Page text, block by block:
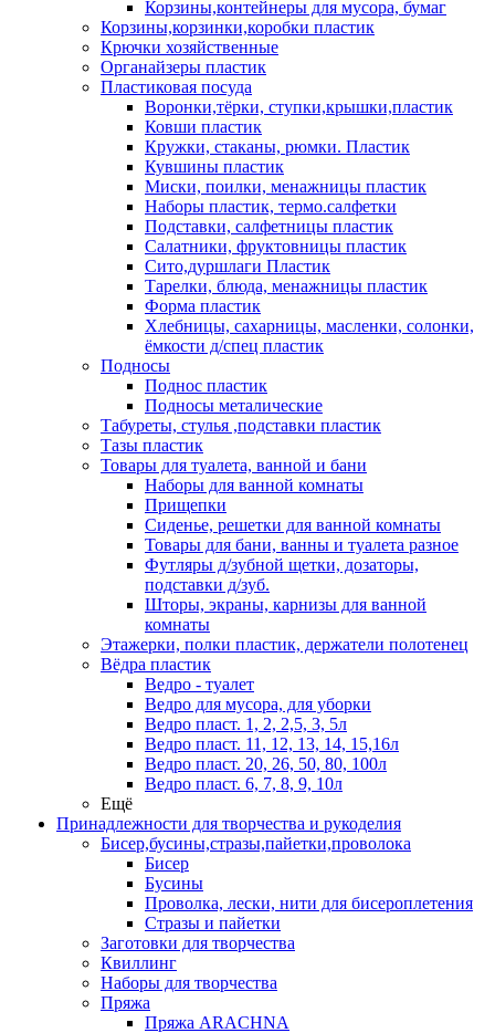
Корзины,контейнеры для мусора, бумаг
Корзины,корзинки,коробки пластик
Крючки хозяйственные
Органайзеры пластик
Пластиковая посуда
Воронки,тёрки, ступки,крышки,пластик
Ковши пластик
Кружки, стаканы, рюмки. Пластик
Кувшины пластик
Миски, поилки, менажницы пластик
Наборы пластик, термо.салфетки
Подставки, салфетницы пластик
Салатники, фруктовницы пластик
Сито,дуршлаги Пластик
Тарелки, блюда, менажницы пластик
Форма пластик
Хлебницы, сахарницы, масленки, солонки,
ёмкости д/спец пластик
Подносы
Поднос пластик
Подносы металические
Табуреты, стулья ,подставки пластик
Тазы пластик
Товары для туалета, ванной и бани
Наборы для ванной комнаты
Прищепки
Сиденье, решетки для ванной комнаты
Товары для бани, ванны и туалета разное
Футляры д/зубной щетки, дозаторы,
подставки д/зуб.
Шторы, экраны, карнизы для ванной
комнаты
Этажерки, полки пластик, держатели полотенец
Вёдра пластик
Ведро - туалет
Ведро для мусора, для уборки
Ведро пласт. 1, 2, 2,5, 3, 5л
Ведро пласт. 11, 12, 13, 14, 15,16л
Ведро пласт. 20, 26, 50, 80, 100л
Ведро пласт. 6, 7, 8, 9, 10л
Ещё
Принадлежности для творчества и рукоделия
Бисер,бусины,стразы,пайетки,проволока
Бисер
Бусины
Проволка, лески, нити для бисероплетения
Стразы и пайетки
Заготовки для творчества
Квиллинг
Наборы для творчества
Пряжа
Пряжа ARACHNA